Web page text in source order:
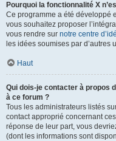
Pourquoi la fonctionnalité X
Ce programme a été développé
vous souhaitez proposer
vous rendre sur notre centre
les idées soumises par d’autres
Haut
Qui dois-je contacter à propos
à ce forum ?
Tous les administrateurs listés
contact approprié concernant
réponse de leur part, vous
(dont les informations sont